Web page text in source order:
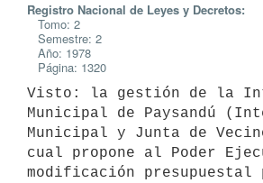
Registro Nacional de Leyes y Decretos:
Tomo: 2
Semestre: 2
Año: 1978
Página: 1320
Visto: la gestión de la
Municipal de Paysandú
Municipal y Junta de
cual propone al Poder
modificación presupuestal